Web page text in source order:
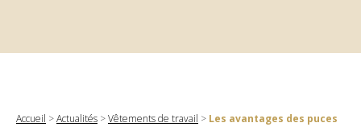
Accueil >Actualités >Vêtements de travail > Les avantages des puces